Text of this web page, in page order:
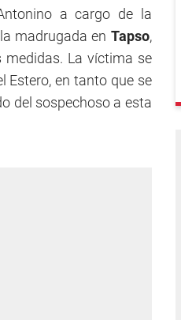
a cargo de la
madrugada en Tapso,
La víctima se
Estero, en tanto que se
del sospechoso a esta